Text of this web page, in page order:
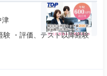
津
験 ・評価、テスト以降経験